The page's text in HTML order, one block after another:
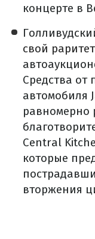
концерте в
свой
Средства от
автомобиля
равномерно
Central
которые
вторжения